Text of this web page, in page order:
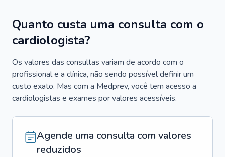
Quanto custa uma consulta com o
cardiologista?
Os valores das consultas variam de acordo com o
profissional e a clínica, não sendo possível definir um
custo exato. Mas com a Medprev, você tem acesso a
cardiologistas e exames por valores acessíveis.
Agende uma consulta com valores
reduzidos